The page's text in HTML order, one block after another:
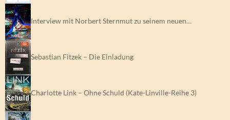
Interview mit Norbert Sternmut zu seinem neuen…
Sebastian Fitzek – Die Einladung
Charlotte Link – Ohne Schuld (Kate-Linville-Reihe 3)